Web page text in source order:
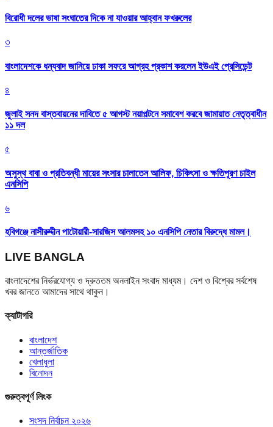
বিরোধী দলের ভাষা সংঘাতের দিকে না যাওয়ার আহ্বান ফখরুলের
৩
বাংলাদেশকে ধন্যবাদ জানিয়ে ঢাকা সফরে আগ্রহ প্রকাশ করলেন ইউএই প্রেসিডেন্ট
৪
জুলাই সনদ বাস্তবায়নের দাবিতে ৫ আগস্ট নয়াপল্টনে সমাবেশ করবে জামায়াত নেতৃত্বাধীন
১১ দল
৫
অসুস্থ বাবা ও প্রতিবন্ধী মায়ের সংসার চালাতেন আলিফ, চিকিৎসা ও ক্ষতিপূরণ চাইল
এনসিপি
৬
হবিগঞ্জে নাসীরুদ্দীন পাটোয়ারী-সারজিস আলমসহ ১০ এনসিপি নেতার বিরুদ্ধে মামল।
LIVE BANGLA
বাংলাদেশের নির্ভরযোগ্য ও দ্রুততম অনলাইন সংবাদ মাধ্যম। দেশ ও বিশ্বের সর্বশেষ
খবর জানতে আমাদের সাথে থাকুন।
ক্যাটাগরি
বাংলাদেশ
আন্তর্জাতিক
খেলাধুলা
বিনোদন
গুরুত্বপূর্ণ লিংক
সংসদ নির্বাচন ২০২৬